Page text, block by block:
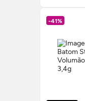
-41%